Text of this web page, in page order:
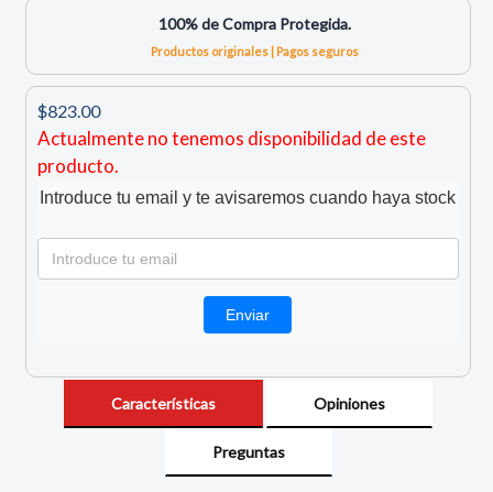
100% de Compra Protegida.
Productos originales | Pagos seguros
$823.00
Actualmente no tenemos disponibilidad de este
producto.
Introduce tu email y te avisaremos cuando haya stock
Características Opiniones
Preguntas